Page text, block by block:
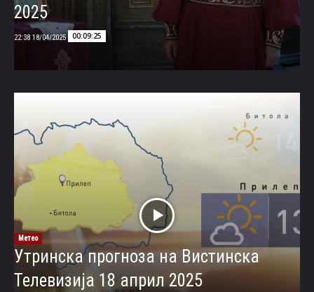
2025
00:09:25
18/04/2025 22:38
Метео
Утринска прогноза на Вистинска
Телевизија 18 април 2025